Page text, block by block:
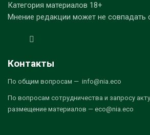
Категория материалов 18+
Мнение редакции может не совпадать
Контакты
По общим вопросам — info@nia.eco
По вопросам сотрудничества и запросу
размещение материалов — eco@nia.eco